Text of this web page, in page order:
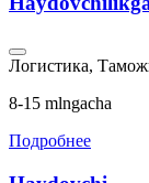
Логистика,
8-15 mlngacha
Подробнее